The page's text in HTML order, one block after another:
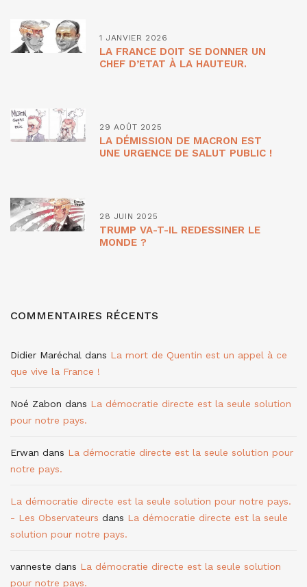
1 JANVIER 2026
LA FRANCE DOIT SE DONNER UN
CHEF D’ETAT À LA HAUTEUR.
29 AOÛT 2025
LA DÉMISSION DE MACRON EST
UNE URGENCE DE SALUT PUBLIC !
28 JUIN 2025
TRUMP VA-T-IL REDESSINER LE
MONDE ?
COMMENTAIRES RÉCENTS
Didier Maréchal dans La mort de Quentin est un appel à ce
que vive la France !
Noé Zabon dans La démocratie directe est la seule solution
pour notre pays.
Erwan dans La démocratie directe est la seule solution pour
notre pays.
La démocratie directe est la seule solution pour notre pays.
- Les Observateurs dans La démocratie directe est la seule
solution pour notre pays.
vanneste dans La démocratie directe est la seule solution
pour notre pays.